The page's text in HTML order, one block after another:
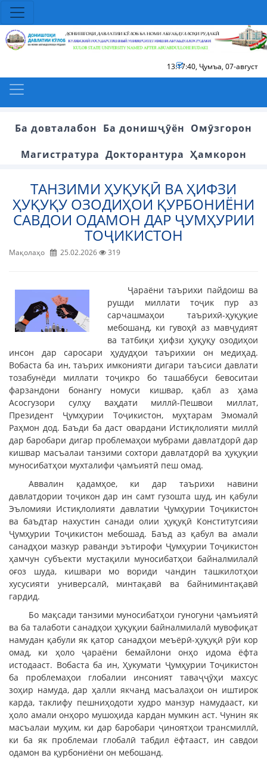
13:17:40, Ҷумъа, 07-август
Ба довталабон Ба донишҷӯён Омӯзгорон
Магистратура Докторантура Ҳамкорон
ТАНЗИМИ ҲУҚУҚӢ ВА ҲИФЗИ
ҲУҚУҚУ ОЗОДИҲОИ ҚУРБОНИЁНИ
САВДОИ ОДАМОН ДАР ҶУМҲУРИИ
ТОҶИКИСТОН
Мақолаҳо 25.02.2026 319
Ҷараёни таърихи пайдоиш ва
рушди миллати тоҷик пур аз
сарчашмаҳои таърихӣ-ҳуқуқие
мебошанд, ки гувоҳӣ аз мавҷудият
ва татбиқи ҳифзи ҳуқуқу озодиҳои
инсон дар саросари ҳудудҳои таърихии он медиҳад.
Вобаста ба ин, таърих имконияти дигари таъсиси давлати
тозабунёди миллати тоҷикро бо ташаббуси бевоситаи
фарзандони бонангу номуси кишвар, қабл аз ҳама
Асосгузори сулҳу ваҳдати миллӣ-Пешвои миллат,
Президент Ҷумҳурии Тоҷикистон, муҳтарам Эмомалӣ
Раҳмон дод. Баъди ба даст овардани Истиқлолияти миллӣ
дар баробари дигар проблемаҳои мубрами давлатдорӣ дар
кишвар масъалаи танзими сохтори давлатдорӣ ва ҳуқуқии
муносибатҳои мухталифи ҷамъиятӣ пеш омад.
Аввалин қадамҳое, ки дар таърихи навини
давлатдории тоҷикон дар ин самт гузошта шуд, ин қабули
Эъломияи Истиқлолияти давлатии Ҷумҳурии Тоҷикистон
ва баъдтар нахустин санади олии ҳуқуқӣ Конститутсияи
Ҷумҳурии Тоҷикистон мебошад. Баъд аз қабул ва амали
санадҳои мазкур раванди эътирофи Ҷумҳурии Тоҷикистон
ҳамчун субъекти мустақили муносибатҳои байналмилалӣ
оғоз шуда, кишвари мо вориди чандин ташкилотҳои
хусусияти универсалӣ, минтақавӣ ва байниминтақавӣ
гардид.
Бо мақсади танзими муносибатҳои гуногуни ҷамъиятӣ
ва ба талаботи санадҳои ҳуқуқии байналмилалӣ мувофиқат
намудан қабули як қатор санадҳои меъёрӣ-ҳуқуқӣ рӯи кор
омад, ки ҳоло ҷараёни бемайлони онҳо идома ёфта
истодааст. Вобаста ба ин, Ҳукумати Ҷумҳурии Тоҷикистон
ба проблемаҳои глобалии инсоният таваҷҷӯҳи махсус
зоҳир намуда, дар ҳалли якчанд масъалаҳои он иштирок
карда, таклифу пешниҳодоти худро манзур намудааст, ки
ҳоло амали онҳоро мушоҳида кардан мумкин аст. Чунин як
масъалаи муҳим, ки дар баробари ҷиноятҳои трансмиллӣ,
ки ба як проблемаи глобалӣ табдил ёфтааст, ин савдои
одамон ва қурбониёни он мебошанд.